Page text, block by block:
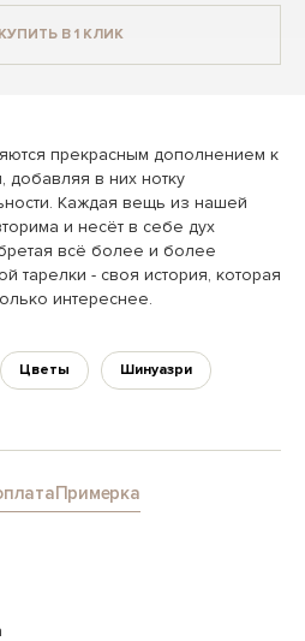
КУПИТЬ В 1 КЛИК
прекрасным дополнением к
добавляя в них нотку
Каждая вещь из нашей
и несёт в себе дух
всё более и более
тарелки - своя история, которая
интереснее.
Цветы Шинуазри
Примерка